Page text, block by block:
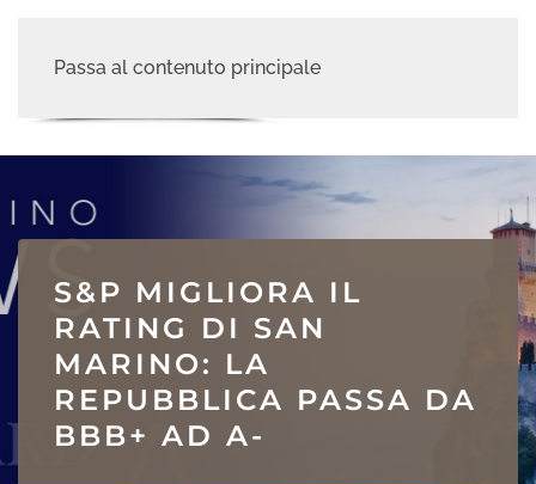
Passa al contenuto principale
S&P MIGLIORA IL
RATING DI SAN
MARINO: LA
REPUBBLICA PASSA DA
BBB+ AD A-